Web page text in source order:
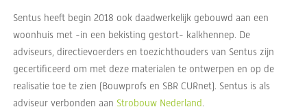
Sentus heeft begin 2018 ook daadwerkelijk gebouwd aan een
woonhuis met -in een bekisting gestort- kalkhennep. De
adviseurs, directievoerders en toezichthouders van Sentus zijn
gecertificeerd om met deze materialen te ontwerpen en op de
realisatie toe te zien (Bouwprofs en SBR CURnet). Sentus is als
adviseur verbonden aan Strobouw Nederland.